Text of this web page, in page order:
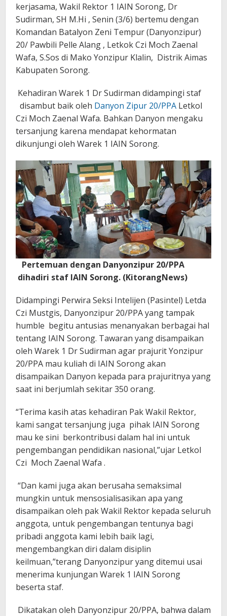
kerjasama, Wakil Rektor 1 IAIN Sorong, Dr
Sudirman, SH M.Hi , Senin (3/6) bertemu dengan
Komandan Batalyon Zeni Tempur (Danyonzipur)
20/ Pawbili Pelle Alang , Letkok Czi Moch Zaenal
Wafa, S.Sos di Mako Yonzipur Klalin, Distrik Aimas
Kabupaten Sorong.
Kehadiran Warek 1 Dr Sudirman didampingi staf
disambut baik oleh Danyon Zipur 20/PPA Letkol
Czi Moch Zaenal Wafa. Bahkan Danyon mengaku
tersanjung karena mendapat kehormatan
dikunjungi oleh Warek 1 IAIN Sorong.
Pertemuan dengan Danyonzipur 20/PPA
dihadiri staf IAIN Sorong. (KitorangNews)
Didampingi Perwira Seksi Intelijen (Pasintel) Letda
Czi Mustgis, Danyonzipur 20/PPA yang tampak
humble begitu antusias menanyakan berbagai hal
tentang IAIN Sorong. Tawaran yang disampaikan
oleh Warek 1 Dr Sudirman agar prajurit Yonzipur
20/PPA mau kuliah di IAIN Sorong akan
disampaikan Danyon kepada para prajuritnya yang
saat ini berjumlah sekitar 350 orang.
“Terima kasih atas kehadiran Pak Wakil Rektor,
kami sangat tersanjung juga pihak IAIN Sorong
mau ke sini berkontribusi dalam hal ini untuk
pengembangan pendidikan nasional,”ujar Letkol
Czi Moch Zaenal Wafa .
“Dan kami juga akan berusaha semaksimal
mungkin untuk mensosialisasikan apa yang
disampaikan oleh pak Wakil Rektor kepada seluruh
anggota, untuk pengembangan tentunya bagi
pribadi anggota kami lebih baik lagi,
mengembangkan diri dalam disiplin
keilmuan,”terang Danyonzipur yang ditemui usai
menerima kunjungan Warek 1 IAIN Sorong
beserta staf.
Dikatakan oleh Danyonzipur 20/PPA, bahwa dalam